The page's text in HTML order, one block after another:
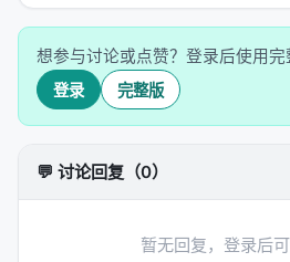
想参与讨论或点赞？登录后使用完
登录 完整版
💬 讨论回复（0）
暂无回复，登录后